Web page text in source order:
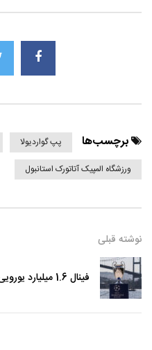
برچسب‌ها پپ گواردیولا
ورزشگاه المپیک آتاتورک استانبول
نوشته قبلی
فینال 1.6 میلیارد یورویی در لیگ قهرمانان اروپا